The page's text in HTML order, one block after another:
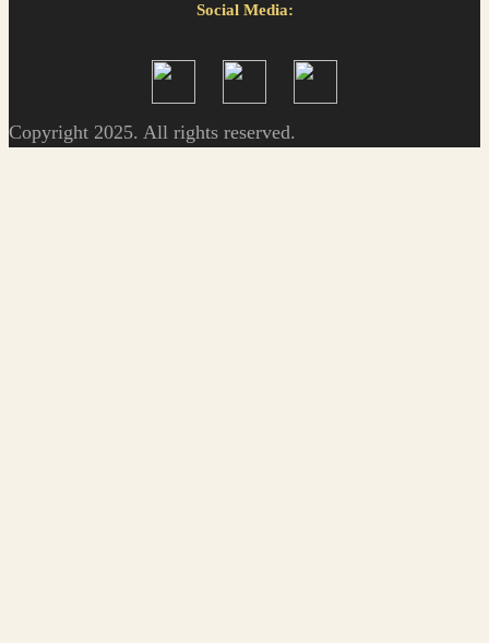
Social Media:
Copyright 2025. All rights reserved.